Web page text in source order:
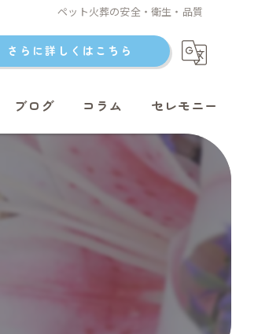
ペット火葬の安全・衛生・品質
さらに詳しくはこちら
ブログ コラム セレモニー